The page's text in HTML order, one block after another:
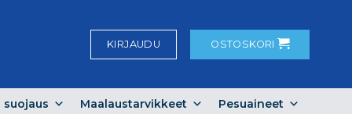
KIRJAUDU OSTOSKORI
suojaus Maalaustarvikkeet Pesuaineet